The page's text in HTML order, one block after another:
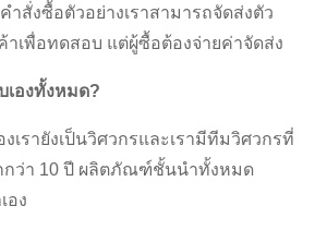
ำสั่งซื้อตัวอย่างเราสามารถจัดส่งตัว
าเพื่อทดสอบ แต่ผู้ซื้อต้องจ่ายค่าจัดส่ง
เองทั้งหมด?
เรายังเป็นวิศวกรและเรามีทีมวิศวกรที่
ว่า 10 ปี ผลิตภัณฑ์ชั้นนำทั้งหมด
อง